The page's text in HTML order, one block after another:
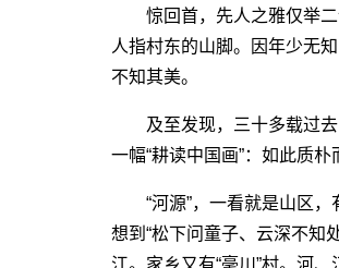
惊回首，先人之雅仅举二
人指村东的山脚。因年少无
不知其美。
及至发现，三十多载过去
一幅“耕读中国画”：如此质朴
“河源”，一看就是山区，
想到“松下问童子、云深不知
江。家乡又有“毫川”村。河